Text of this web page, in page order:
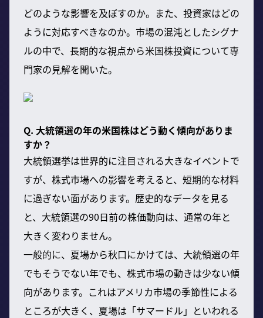
どのような影響を及ぼすのか。また、投資家はどの
ように対応すべきなのか。市場の混沌としたシグナ
ルの中で、長期的な視点から米国株投資について専
門家の見解を聞いた。
Q. 大統領選の年の米国株はどう動く傾向がありま
すか？
大統領選挙は世界的に注目される大きなイベントで
すが、株式市場への影響を考えると、短期的な材料
に過ぎない面があります。歴史的なデータを見る
と、大統領選の90日前の株価動向は、通常の年と
大きく変わりません。
一般的に、夏場から秋口にかけては、大統領選の年
でもそうでない年でも、株式市場の動きは少ない傾
向があります。これはアメリカ市場の季節性による
ところが大きく、夏場は「サマードル」といわれる